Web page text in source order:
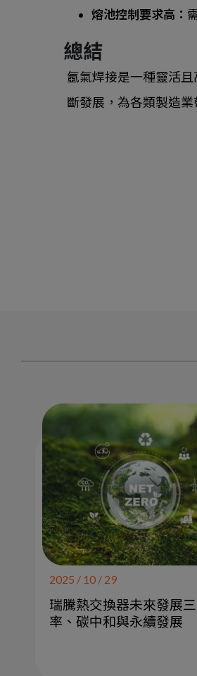
熔池控制要求高：
總結
氬氣焊接是一種靈活
斷發展，為各類製造
2025 / 10 / 29
瑞騰熱交換器未來發展
率、碳中和與永續發展